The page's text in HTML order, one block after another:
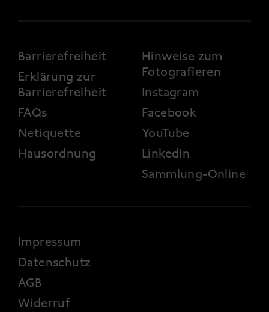
FOOTER 3
Barrierefreiheit
Erklärung zur
Barrierefreiheit
FAQs
Netiquette
Hausordnung
Hinweise zum
Fotografieren
Instagram
Facebook
YouTube
LinkedIn
Sammlung-Online
FOOTER 4
Impressum
Datenschutz
AGB
Widerruf